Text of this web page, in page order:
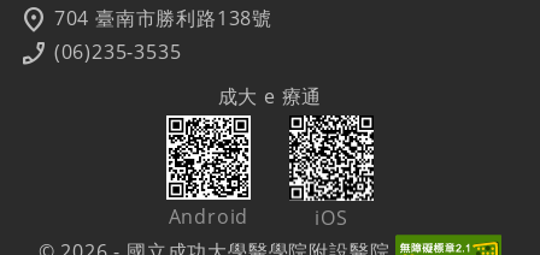
location_on 704 臺南市勝利路138號
phone_enabled (06)235-3535
成大 e 療通
Android
iOS